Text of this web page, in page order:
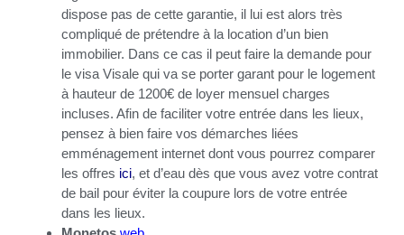
dispose pas de cette garantie, il lui est alors très
compliqué de prétendre à la location d’un bien
immobilier. Dans ce cas il peut faire la demande pour
le visa Visale qui va se porter garant pour le logement
à hauteur de 1200€ de loyer mensuel charges
incluses. Afin de faciliter votre entrée dans les lieux,
pensez à bien faire vos démarches liées
emménagement internet dont vous pourrez comparer
les offres ici, et d’eau dès que vous avez votre contrat
de bail pour éviter la coupure lors de votre entrée
dans les lieux.